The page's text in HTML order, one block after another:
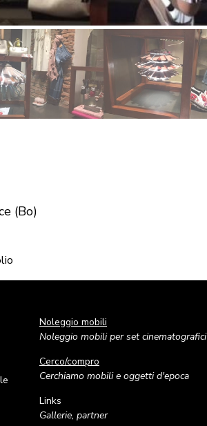
(Bo)
Noleggio mobili
Noleggio mobili per set cinematografici
Cerco/compro
Cerchiamo mobili e oggetti d'epoca
Links
Gallerie, partner